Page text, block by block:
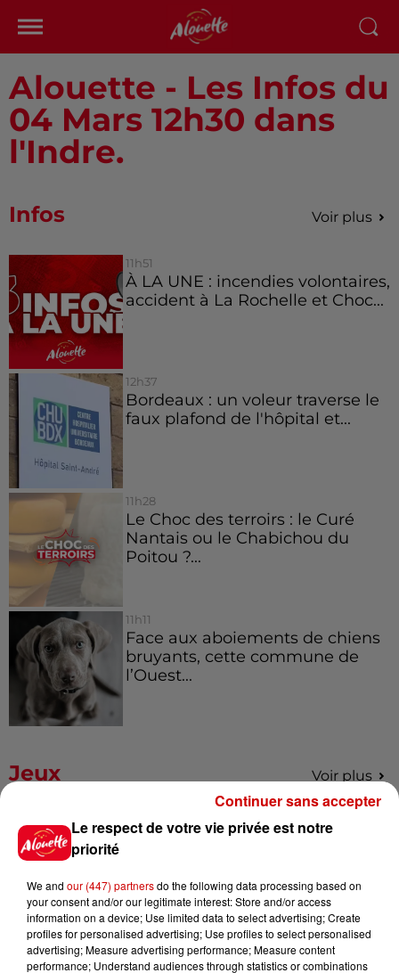
Alouette - Les Infos du
04 Mars 12h30 dans
l'Indre.
Infos Voir plus
11h51
À LA UNE : incendies volontaires,
accident à La Rochelle et Choc...
12h37
Bordeaux : un voleur traverse le
faux plafond de l'hôpital et...
11h28
Le Choc des terroirs : le Curé
Nantais ou le Chabichou du
Poitou ?...
11h11
Face aux aboiements de chiens
bruyants, cette commune de
l’Ouest...
Jeux Voir plus
Gagnez vos places pour
l'événement Ride the Show à
Gagnez vos places pour le
festival Marché Gourmand 2026
Le respect de votre vie privée est notre
priorité
We and our (447) partnersdo the following data processing based on
your consent and/or our legitimate interest: Store and/or access
information on a device; Use limited data to select advertising; Create
profiles for personalised advertising; Use profiles to select personalised
advertising; Measure advertising performance; Measure content
performance; Understand audiences through statistics or combinations
Continuer sans accepter